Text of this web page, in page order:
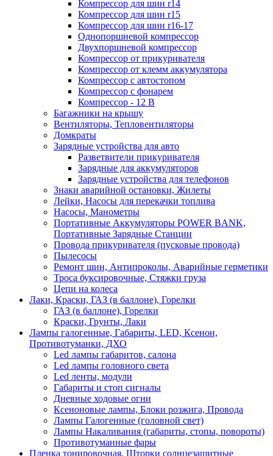
Компрессор для шин r14
Компрессор для шин r15
Компрессор для шин r16-17
Однопоршневой компрессор
Двухпоршневой компрессор
Компрессор от прикуривателя
Компрессор от клемм аккумулятора
Компрессор с автостопом
Компрессор с фонарем
Компрессор - 12 В
Багажники на крышу
Вентиляторы, Тепловентиляторы
Домкраты
Зарядные устройства для авто
Разветвители прикуривателя
Зарядные для аккумуляторов
Зарядные устройства для телефонов
Знаки аварийной остановки, Жилеты
Лейки, Насосы для перекачки топлива
Насосы, Манометры
Портативные Аккумуляторы POWER BANK,
Портативные Зарядные Станции
Провода прикуривателя (пусковые провода)
Пылесосы
Ремонт шин, Антипроколы, Аварийные герметики
Троса буксировочные, Стяжки груза
Цепи на колеса
Лаки, Краски, ГАЗ (в баллоне), Горелки
ГАЗ (в баллоне), Горелки
Краски, Грунты, Лаки
Лампы галогенные, Габариты, LED, Ксенон,
Противотуманки, ДХО
Led лампы габаритов, салона
Led лампы головного света
Led ленты, модули
Габариты и стоп сигналы
Дневные ходовые огни
Ксеноновые лампы, Блоки розжига, Провода
Лампы Галогенные (головной свет)
Лампы Накаливания (габариты, стопы, повороты)
Противотуманные фары
Пленка тонировочная, Шторки солнцезащитные